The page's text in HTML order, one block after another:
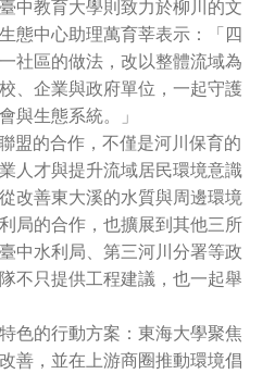
中教育大學則致力於柳川的文
態中心助理萬育莘表示：「四
社區的做法，改以整體流域為
、企業與政府單位，一起守護
與生態系統。」
盟的合作，不僅是河川保育的
人才與提升流域居民環境意識
改善東大溪的水質與周邊環境
局的合作，也擴展到其他三所
中水利局、第三河川分署等政
不只提供工程建議，也一起舉
色的行動方案：東海大學聚焦
善，並在上游商圈推動環境倡